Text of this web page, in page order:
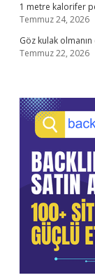
1 metre kalorifer
Temmuz 24, 2026
Göz kulak
Temmuz 22, 2026